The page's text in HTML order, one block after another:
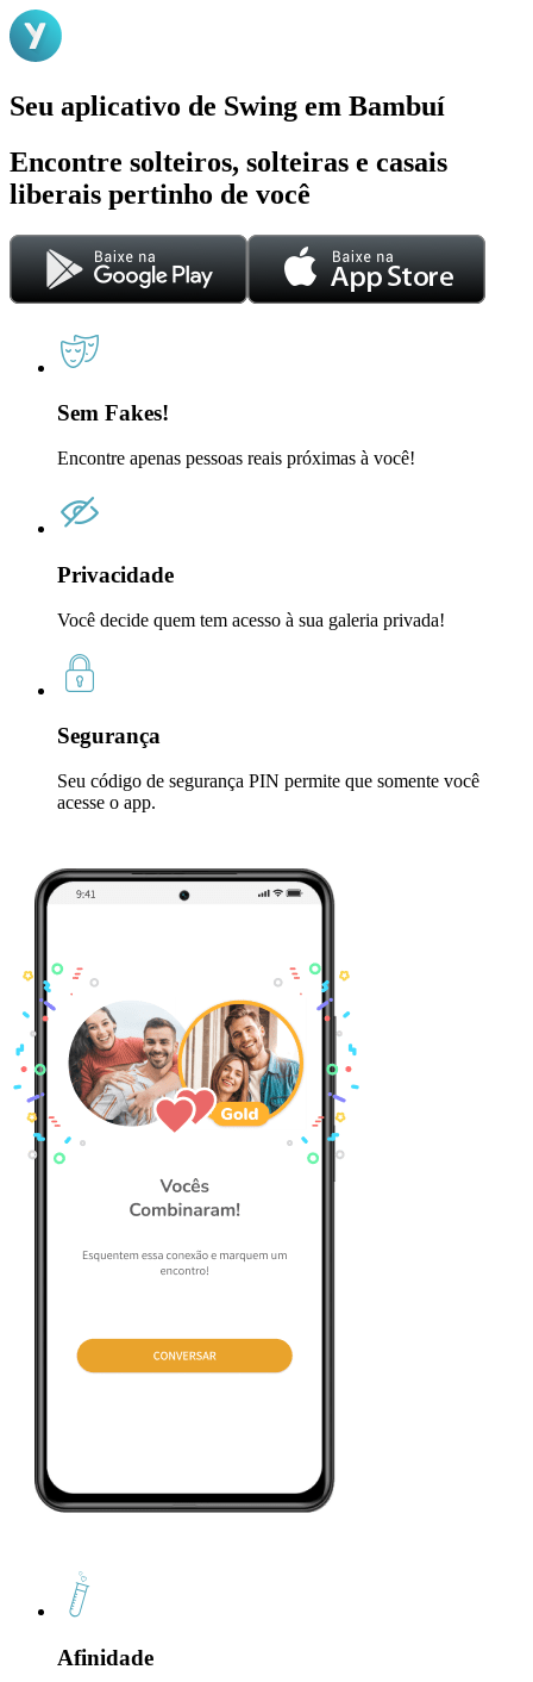
Seu aplicativo de Swing em Bambuí
Encontre solteiros, solteiras e casais
liberais pertinho de você
Sem Fakes!
Encontre apenas pessoas reais próximas à você!
Privacidade
Você decide quem tem acesso à sua galeria privada!
Segurança
Seu código de segurança PIN permite que somente você
acesse o app.
Afinidade